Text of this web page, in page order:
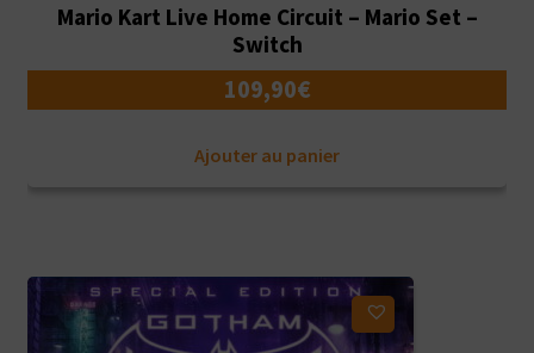
Mario Kart Live Home Circuit – Mario Set –
Switch
109,90€
Ajouter au panier
Ajouter à ma liste d'envies